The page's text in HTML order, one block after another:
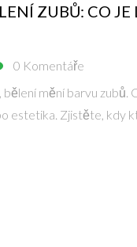
ZUBŮ: CO JE
0 Komentáře
mění barvu zubů.
estetika. Zjistěte, kdy